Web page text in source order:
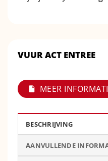
VUUR ACT ENTREE
MEER
BESCHRIJVING
AANVULLENDE